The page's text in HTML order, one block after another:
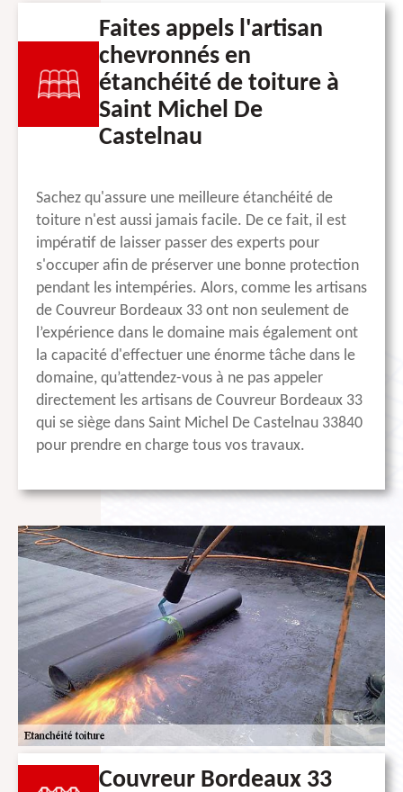
Faites appels l'artisan
chevronnés en
étanchéité de toiture à
Saint Michel De
Castelnau
Sachez qu'assure une meilleure étanchéité de
toiture n'est aussi jamais facile. De ce fait, il est
impératif de laisser passer des experts pour
s'occuper afin de préserver une bonne protection
pendant les intempéries. Alors, comme les artisans
de Couvreur Bordeaux 33 ont non seulement de
l’expérience dans le domaine mais également ont
la capacité d'effectuer une énorme tâche dans le
domaine, qu’attendez-vous à ne pas appeler
directement les artisans de Couvreur Bordeaux 33
qui se siège dans Saint Michel De Castelnau 33840
pour prendre en charge tous vos travaux.
Couvreur Bordeaux 33